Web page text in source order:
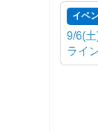
イベ
9/6(
ライ